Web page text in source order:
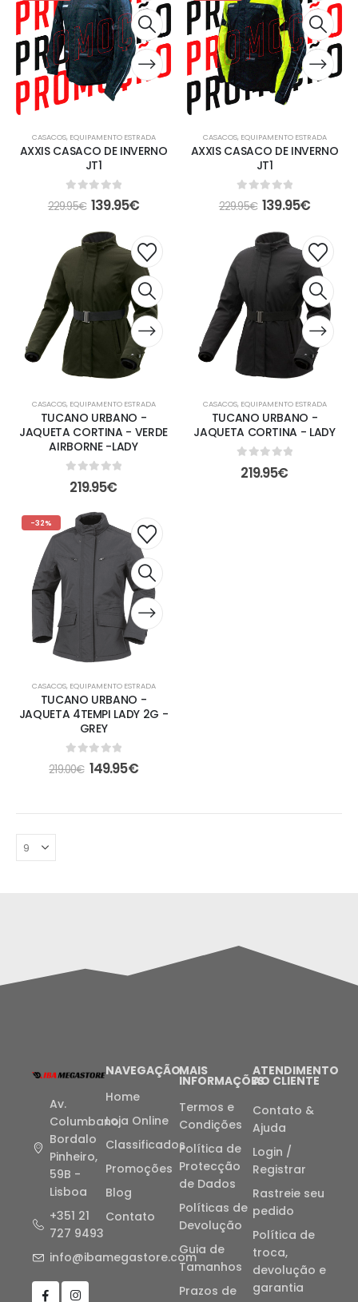
CASACOS, EQUIPAMENTO ESTRADA
AXXIS CASACO DE INVERNO
JT1
out of 5
229.95€ 139.95€
CASACOS, EQUIPAMENTO ESTRADA
AXXIS CASACO DE INVERNO
JT1
out of 5
229.95€ 139.95€
CASACOS, EQUIPAMENTO ESTRADA
TUCANO URBANO -
JAQUETA CORTINA - VERDE
AIRBORNE -LADY
out of 5
219.95€
CASACOS, EQUIPAMENTO ESTRADA
TUCANO URBANO -
JAQUETA CORTINA - LADY
out of 5
219.95€
-32%
CASACOS, EQUIPAMENTO ESTRADA
TUCANO URBANO -
JAQUETA 4TEMPI LADY 2G -
GREY
out of 5
219.00€ 149.95€
Av.
Columbano
Bordalo
Pinheiro,
59B -
Lisboa
+351 21
727 9493
info@ibamegastore.com
NAVEGAÇÃO
Home
Loja Online
Classificados
Promoções
Blog
Contato
MAIS
INFORMAÇÕES
Termos e
Condições
Política de
Protecção
de Dados
Políticas de
Devolução
Guia de
Tamanhos
Prazos de
ATENDIMENTO
AO CLIENTE
Contato &
Ajuda
Login /
Registrar
Rastreie seu
pedido
Política de
troca,
devolução e
garantia